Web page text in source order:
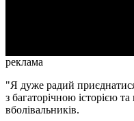
реклама
"Я дуже радий
з багаторічною історією
вболівальників.